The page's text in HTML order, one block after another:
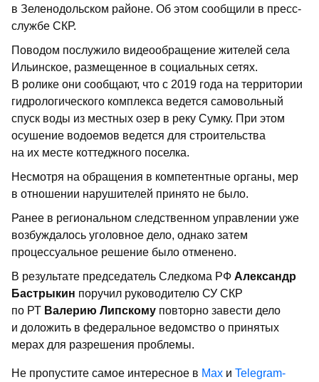
в Зеленодольском районе. Об этом сообщили в пресс-
службе СКР.
Поводом послужило видеообращение жителей села
Ильинское, размещенное в социальных сетях.
В ролике они сообщают, что с 2019 года на территории
гидрологического комплекса ведется самовольный
спуск воды из местных озер в реку Сумку. При этом
осушение водоемов ведется для строительства
на их месте коттеджного поселка.
Несмотря на обращения в компетентные органы, мер
в отношении нарушителей принято не было.
Ранее в региональном следственном управлении уже
возбуждалось уголовное дело, однако затем
процессуальное решение было отменено.
В результате председатель Следкома РФ Александр
Бастрыкин поручил руководителю СУ СКР
по РТ Валерию Липскому повторно завести дело
и доложить в федеральное ведомство о принятых
мерах для разрешения проблемы.
Не пропустите самое интересное в Max и Telegram-